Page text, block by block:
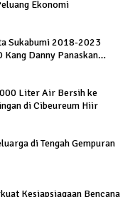
Ekonomi
Sukabumi 2018-2023
Danny Panaskan
Liter Air Bersih ke
di Cibeureum Hiir
di Tengah Gempuran
Kesiapsiagaan Bencana